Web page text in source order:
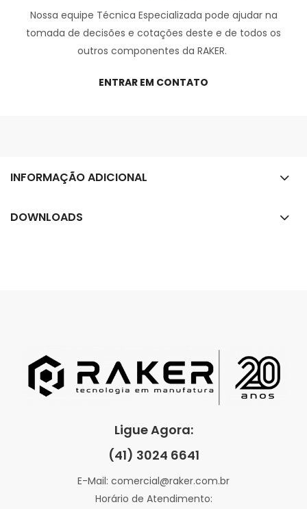
Nossa equipe Técnica Especializada pode ajudar na
tomada de decisões e cotações deste e de todos os
outros componentes da RAKER.
ENTRAR EM CONTATO
INFORMAÇÃO ADICIONAL
DOWNLOADS
Ligue Agora:
(41) 3024 6641
E-Mail: comercial@raker.com.br
Horário de Atendimento: